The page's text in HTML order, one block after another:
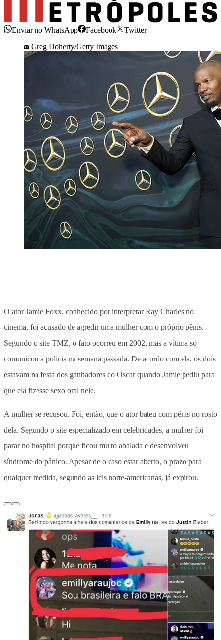
Enviar no WhatsApp Facebook
Twitter
Greg Doherty/Getty Images
O ator Jamie Foxx, conhecido por interpretar Ray Charles no
cinema, foi acusado de agredir uma mulher com o próprio pênis.
Segundo o site TMZ, o fato ocorreu em 2002, mas a vítima só
comunicou à polícia na semana passada. De acordo com ela, os dois
estavam na festa dos ganhadores do Oscar quando Jamie pediu para
que ela fizesse sexo oral nele.
A mulher se recusou. Foi, então, que o ator bateu com pênis no rosto
dela. Segundo o site especializado em celebridades, a mulher foi
parar no hospital porque ficou muito abalada e desenvolveu
síndrome do pânico. Apesar de o caso estar aberto, o prazo para
qualquer medida, segundo as leis norte-americanas, já expirou.